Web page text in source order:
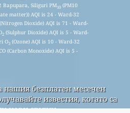
Bapupara, Siliguri PM10(PM10
matter)) AQI is 24 - Ward-32
(Nitrogen Dioxide) AQI is 71 - Ward-
2(Sulphur Dioxide) AQI is 5 - Ward-
O3(Ozone) AQI is 10 - Ward-32
(Carbon Monoxide) AQI is 5 -
нашия безплатен месечен
известия, когато са
нови статии.